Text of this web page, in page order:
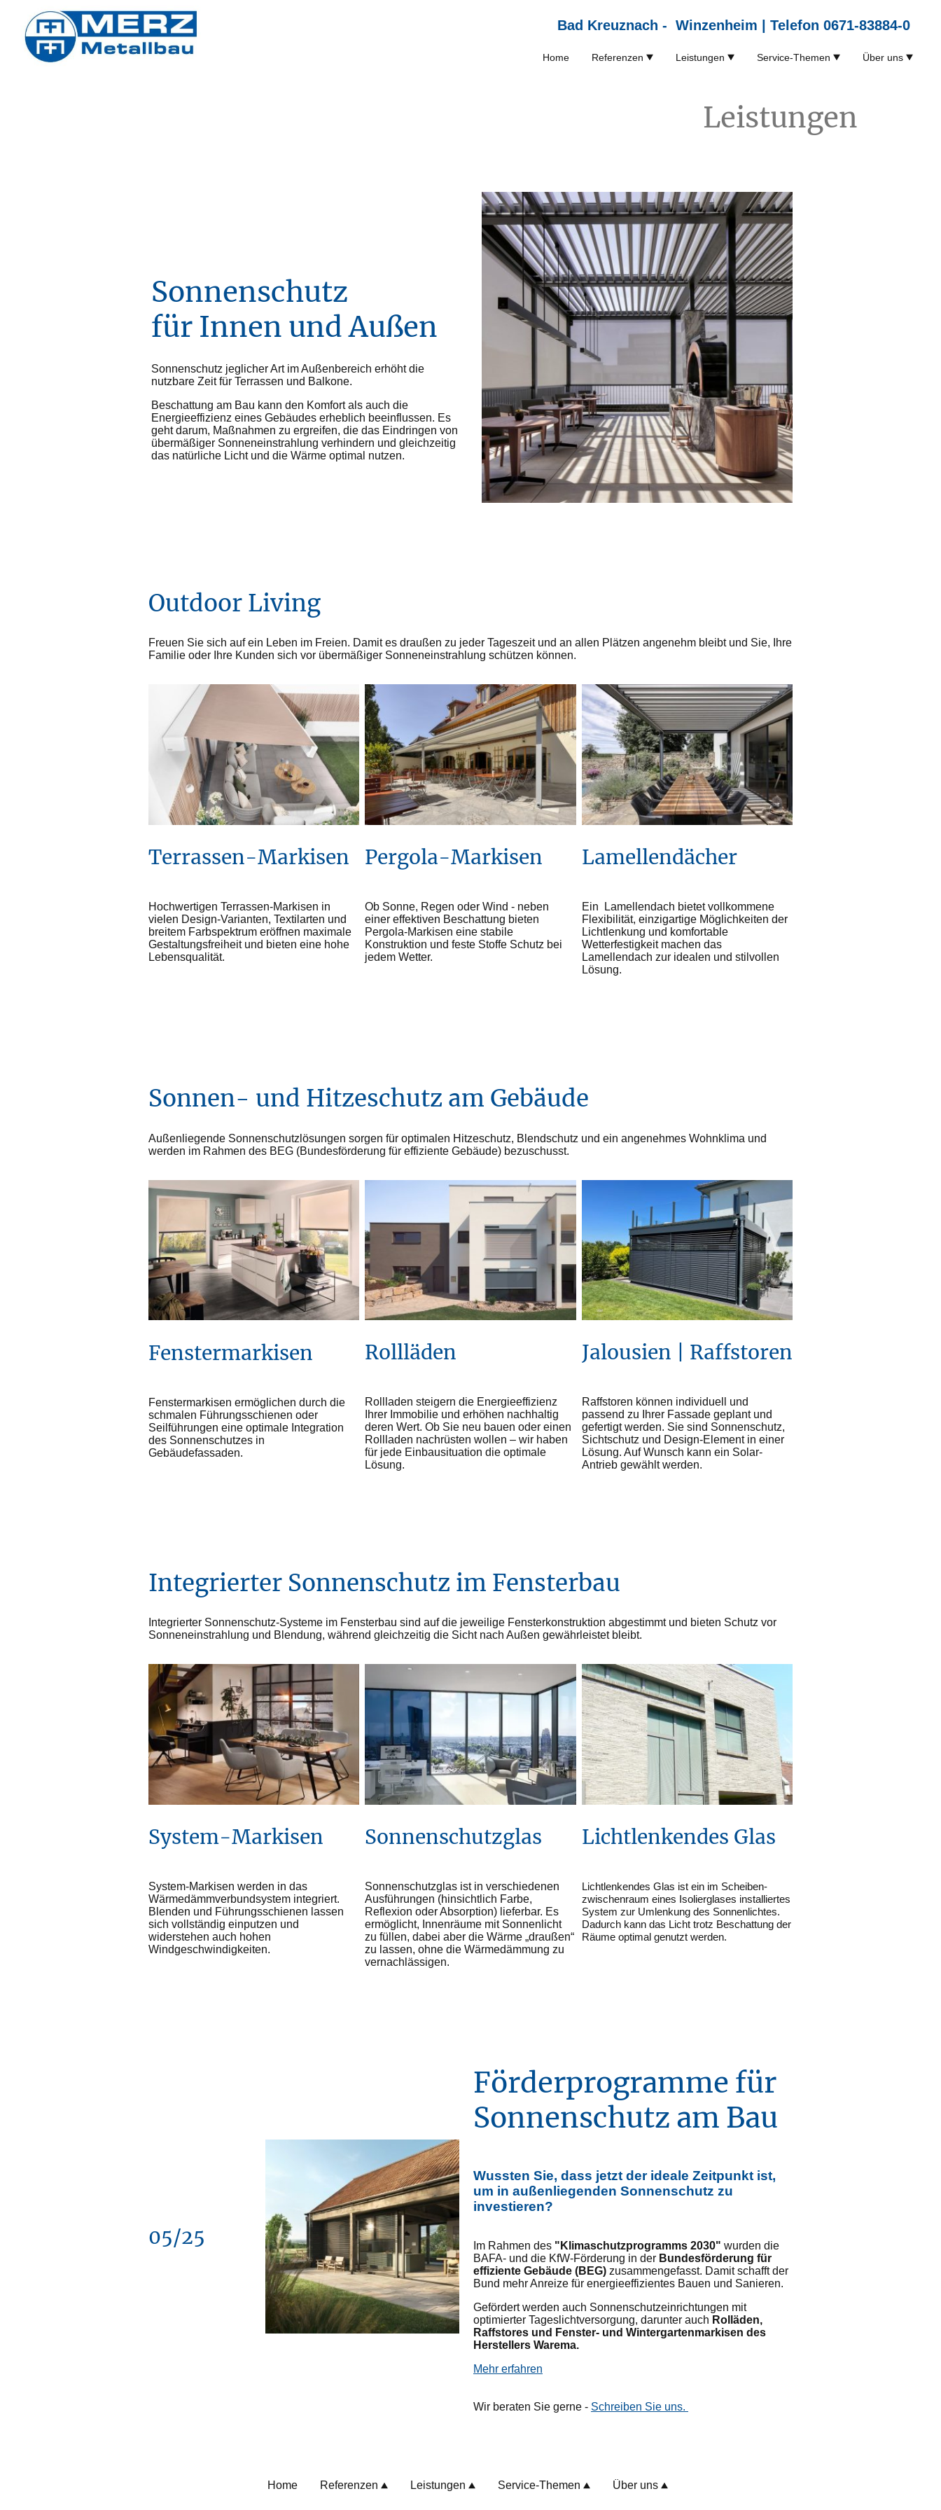
Bad Kreuznach - Winzenheim | Telefon 0671-83884-0
Home Referenzen Leistungen Service-Themen Über uns
Leistungen
Sonnenschutz
für Innen und Außen
Sonnenschutz jeglicher Art im Außenbereich erhöht die
nutzbare Zeit für Terrassen und Balkone.
Beschattung am Bau kann den Komfort als auch die
Energieeffizienz eines Gebäudes erheblich beeinflussen. Es
geht darum, Maßnahmen zu ergreifen, die das Eindringen von
übermäßiger Sonneneinstrahlung verhindern und gleichzeitig
das natürliche Licht und die Wärme optimal nutzen.
Outdoor Living
Freuen Sie sich auf ein Leben im Freien. Damit es draußen zu jeder Tageszeit und an allen Plätzen angenehm bleibt und Sie, Ihre
Familie oder Ihre Kunden sich vor übermäßiger Sonneneinstrahlung schützen können.
Terrassen-Markisen
Hochwertigen Terrassen-Markisen in
vielen Design-Varianten, Textilarten und
breitem Farbspektrum eröffnen maximale
Gestaltungsfreiheit und bieten eine hohe
Lebensqualität.
Pergola-Markisen
Ob Sonne, Regen oder Wind - neben
einer effektiven Beschattung bieten
Pergola-Markisen eine stabile
Konstruktion und feste Stoffe Schutz bei
jedem Wetter.
Lamellendächer
Ein Lamellendach bietet vollkommene
Flexibilität, einzigartige Möglichkeiten der
Lichtlenkung und komfortable
Wetterfestigkeit machen das
Lamellendach zur idealen und stilvollen
Lösung.
Sonnen- und Hitzeschutz am Gebäude
Außenliegende Sonnenschutzlösungen sorgen für optimalen Hitzeschutz, Blendschutz und ein angenehmes Wohnklima und
werden im Rahmen des BEG (Bundesförderung für effiziente Gebäude) bezuschusst.
Fenstermarkisen
Fenstermarkisen ermöglichen durch die
schmalen Führungsschienen oder
Seilführungen eine optimale Integration
des Sonnenschutzes in
Gebäudefassaden.
Rollläden
Rollladen steigern die Energieeffizienz
Ihrer Immobilie und erhöhen nachhaltig
deren Wert. Ob Sie neu bauen oder einen
Rollladen nachrüsten wollen – wir haben
für jede Einbausituation die optimale
Lösung.
Jalousien | Raffstoren
Raffstoren können individuell und
passend zu Ihrer Fassade geplant und
gefertigt werden. Sie sind Sonnenschutz,
Sichtschutz und Design-Element in einer
Lösung. Auf Wunsch kann ein Solar-
Antrieb gewählt werden.
Integrierter Sonnenschutz im Fensterbau
Integrierter Sonnenschutz-Systeme im Fensterbau sind auf die jeweilige Fensterkonstruktion abgestimmt und bieten Schutz vor
Sonneneinstrahlung und Blendung, während gleichzeitig die Sicht nach Außen gewährleistet bleibt.
System-Markisen
System-Markisen werden in das
Wärmedämmverbundsystem integriert.
Blenden und Führungsschienen lassen
sich vollständig einputzen und
widerstehen auch hohen
Windgeschwindigkeiten.
Sonnenschutzglas
Sonnenschutzglas ist in verschiedenen
Ausführungen (hinsichtlich Farbe,
Reflexion oder Absorption) lieferbar. Es
ermöglicht, Innenräume mit Sonnenlicht
zu füllen, dabei aber die Wärme „draußen“
zu lassen, ohne die Wärmedämmung zu
vernachlässigen.
Lichtlenkendes Glas
Lichtlenkendes Glas ist ein im Scheiben-
zwischenraum eines Isolierglases installiertes
System zur Umlenkung des Sonnenlichtes.
Dadurch kann das Licht trotz Beschattung der
Räume optimal genutzt werden.
05/25
Förderprogramme für
Sonnenschutz am Bau
Wussten Sie, dass jetzt der ideale Zeitpunkt ist,
um in außenliegenden Sonnenschutz zu
investieren?
Im Rahmen des "Klimaschutzprogramms 2030" wurden die
BAFA- und die KfW-Förderung in der Bundesförderung für
effiziente Gebäude (BEG)zusammengefasst. Damit schafft der
Bund mehr Anreize für energieeffizientes Bauen und Sanieren.
Gefördert werden auch Sonnenschutzeinrichtungen mit
optimierter Tageslichtversorgung, darunter auch Rolläden,
Raffstores und Fenster- und Wintergartenmarkisen des
Herstellers Warema.
Mehr erfahren
Wir beraten Sie gerne - Schreiben Sie uns.
Home Referenzen Leistungen Service-Themen Über uns